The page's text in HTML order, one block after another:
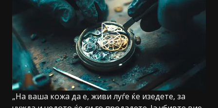
„На ваша кожа да е, живи луѓе ќе изедете, за